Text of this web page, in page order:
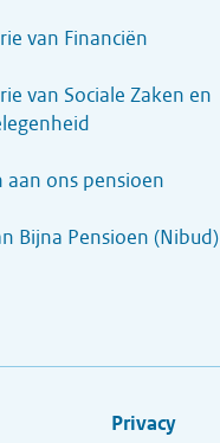
van Financiën
van Sociale Zaken en
aan ons pensioen
Bijna Pensioen (Nibud)
Privacy